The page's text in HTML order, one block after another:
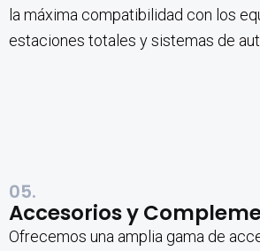
la máxima compatibilidad con los
estaciones totales y sistemas de
05.
Accesorios y
Ofrecemos una amplia gama de